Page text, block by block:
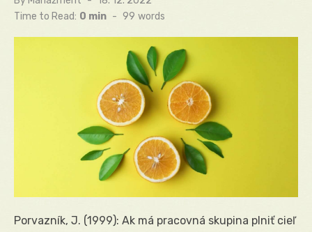
on
Time to Read: 0 min - 99 words
Porvazník, J. (1999): Ak má pracovná skupina plniť cieľ